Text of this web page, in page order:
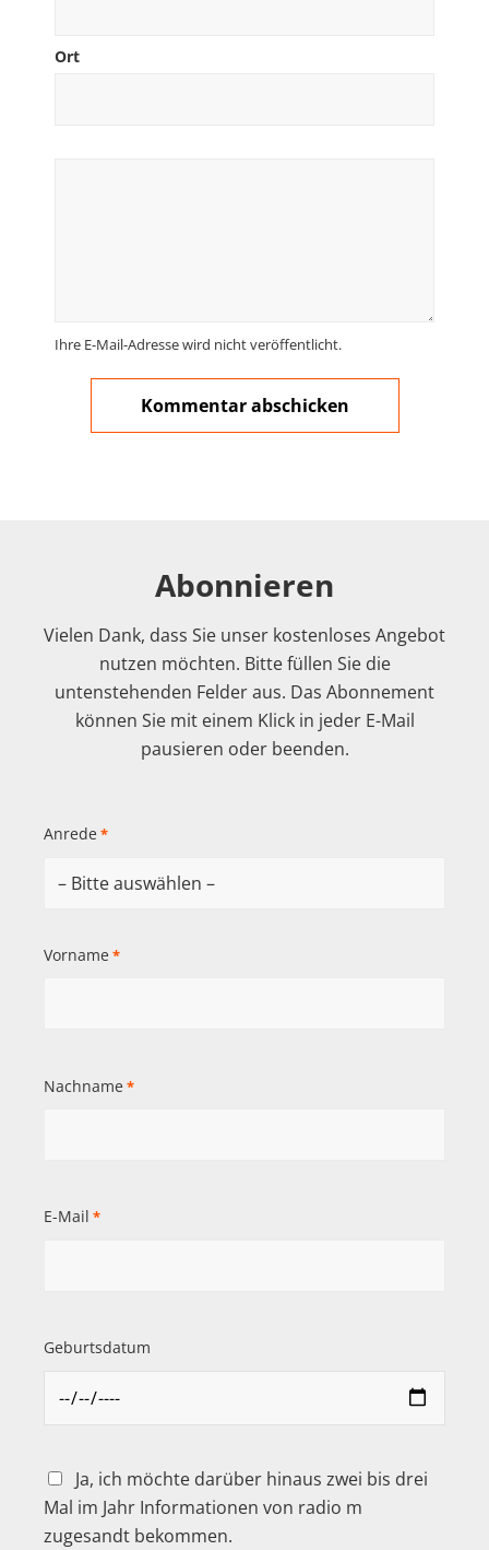
Ort
Ihre E-Mail-Adresse wird nicht veröffentlicht.
Abonnieren
Vielen Dank, dass Sie unser kostenloses Angebot
nutzen möchten. Bitte füllen Sie die
untenstehenden Felder aus. Das Abonnement
können Sie mit einem Klick in jeder E-Mail
pausieren oder beenden.
Anrede *
Vorname *
Nachname *
E-Mail *
Geburtsdatum
Ja, ich möchte darüber hinaus zwei bis drei
Mal im Jahr Informationen von radio m
zugesandt bekommen.